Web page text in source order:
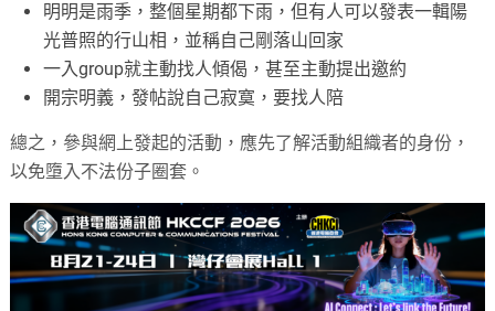
明明是雨季，整個星期都下雨，但有人可以發表一輯陽
光普照的行山相，並稱自己剛落山回家
一入group就主動找人傾偈，甚至主動提出邀約
開宗明義，發帖說自己寂寞，要找人陪
總之，參與網上發起的活動，應先了解活動組織者的身份，
以免墮入不法份子圈套。